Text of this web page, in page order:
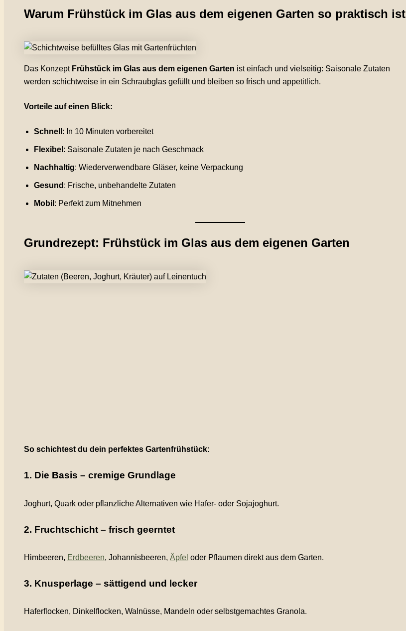
Warum Frühstück im Glas aus dem eigenen Garten so praktisch ist
Das Konzept Frühstück im Glas aus dem eigenen Garten ist einfach und vielseitig: Saisonale Zutaten
werden schichtweise in ein Schraubglas gefüllt und bleiben so frisch und appetitlich.
Vorteile auf einen Blick:
Schnell : In 10 Minuten vorbereitet
Flexibel : Saisonale Zutaten je nach Geschmack
Nachhaltig: Wiederverwendbare Gläser, keine Verpackung
Gesund : Frische, unbehandelte Zutaten
Mobil : Perfekt zum Mitnehmen
Grundrezept: Frühstück im Glas aus dem eigenen Garten
So schichtest du dein perfektes Gartenfrühstück:
1. Die Basis – cremige Grundlage
Joghurt, Quark oder pflanzliche Alternativen wie Hafer- oder Sojajoghurt.
2. Fruchtschicht – frisch geerntet
Himbeeren, Erdbeeren, Johannisbeeren, Äpfel oder Pflaumen direkt aus dem Garten.
3. Knusperlage – sättigend und lecker
Haferflocken, Dinkelflocken, Walnüsse, Mandeln oder selbstgemachtes Granola.